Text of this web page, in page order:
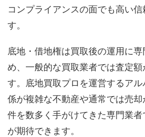
コンプライアンスの面でも高い信
す。
底地・借地権は買取後の運用に
め、一般的な買取業者では査定
す。底地買取プロを運営するア
係が複雑な不動産や通常では売
件を数多く手がけてきた専門業
が期待できます。